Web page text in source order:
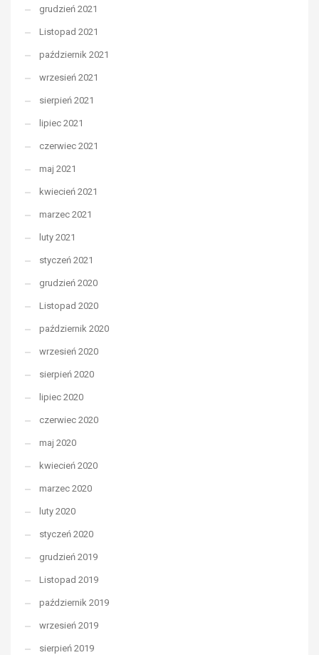
grudzień 2021
Listopad 2021
październik 2021
wrzesień 2021
sierpień 2021
lipiec 2021
czerwiec 2021
maj 2021
kwiecień 2021
marzec 2021
luty 2021
styczeń 2021
grudzień 2020
Listopad 2020
październik 2020
wrzesień 2020
sierpień 2020
lipiec 2020
czerwiec 2020
maj 2020
kwiecień 2020
marzec 2020
luty 2020
styczeń 2020
grudzień 2019
Listopad 2019
październik 2019
wrzesień 2019
sierpień 2019